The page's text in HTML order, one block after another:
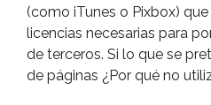
(como iTunes o Pixbox)
licencias necesarias para
de terceros. Si lo que se
de páginas ¿Por qué no